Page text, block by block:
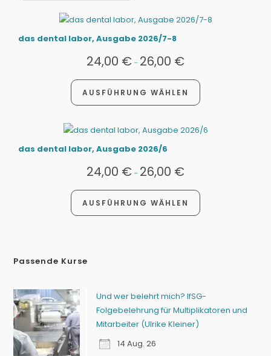
das dental labor, Ausgabe 2026/7-8
24,00 €- 26,00 €
AUSFÜHRUNG WÄHLEN
das dental labor, Ausgabe 2026/6
24,00 €- 26,00 €
AUSFÜHRUNG WÄHLEN
Passende Kurse
Und wer belehrt mich? IfSG-
Folgebelehrung für Multiplikatoren und
Mitarbeiter (Ulrike Kleiner)
14 Aug. 26